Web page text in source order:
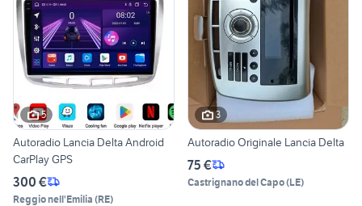
5
Autoradio Lancia Delta Android
CarPlay GPS
300 €
Reggio nell'Emilia (RE)
3
Autoradio Originale Lancia Delta
75 €
Castrignano del Capo(LE)